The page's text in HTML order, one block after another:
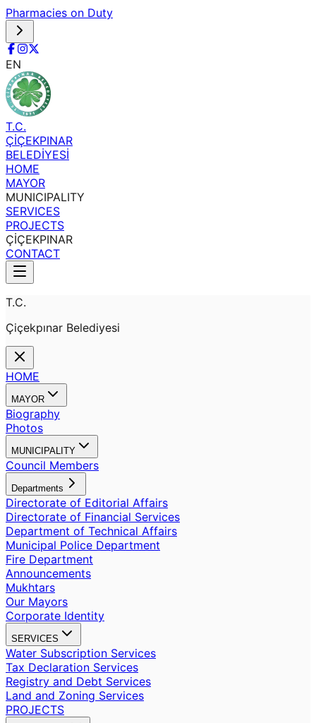
Pharmacies on Duty
EN
T.C.
ÇİÇEKPINAR
BELEDİYESİ
HOME
MAYOR
MUNICIPALITY
SERVICES
PROJECTS
ÇİÇEKPINAR
CONTACT
T.C.
Çiçekpınar Belediyesi
HOME
MAYOR
Biography
Photos
MUNICIPALITY
Council Members
Departments
Directorate of Editorial Affairs
Directorate of Financial Services
Department of Technical Affairs
Municipal Police Department
Fire Department
Announcements
Mukhtars
Our Mayors
Corporate Identity
SERVICES
Water Subscription Services
Tax Declaration Services
Registry and Debt Services
Land and Zoning Services
PROJECTS